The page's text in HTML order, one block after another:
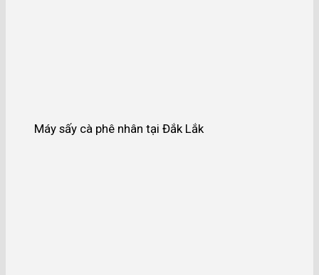
Máy sấy cà phê nhân tại Đắk Lắk